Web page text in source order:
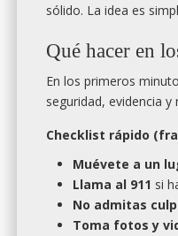
sólido. La idea es
Qué hacer en
En los primeros
seguridad, evidencia y
Checklist rápido
Muévete a un
Llama al 911 si
No admitas
Toma fotos y